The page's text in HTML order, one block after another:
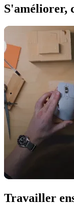
S'améliorer,
Travailler